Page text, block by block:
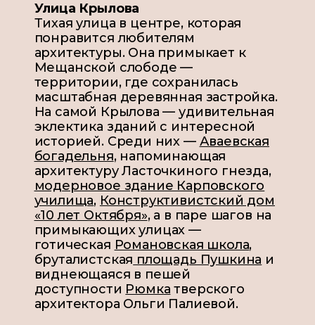
Улица Крылова
Тихая улица в центре, которая
понравится любителям
архитектуры. Она примыкает к
Мещанской слободе —
территории, где сохранилась
масштабная деревянная застройка.
На самой Крылова — удивительная
эклектика зданий с интересной
историей. Среди них — Аваевская
богадельня, напоминающая
архитектуру Ласточкиного гнезда,
модерновое здание Карповского
училища, Конструктивистский дом
«10 лет Октября», а в паре шагов на
примыкающих улицах —
готическая Романовская школа,
бруталистская площадь Пушкина и
виднеющаяся в пешей
доступности Рюмка тверского
архитектора Ольги Палиевой.